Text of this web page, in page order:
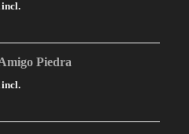
incl.
Piedra
incl.